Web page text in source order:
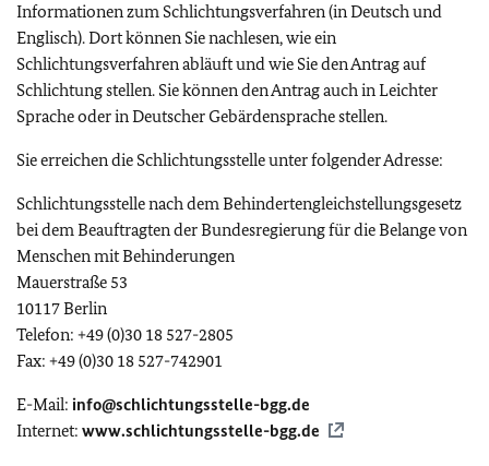
Informationen zum Schlichtungsverfahren (in Deutsch und
Englisch). Dort können Sie nachlesen, wie ein
Schlichtungsverfahren abläuft und wie Sie den Antrag auf
Schlichtung stellen. Sie können den Antrag auch in Leichter
Sprache oder in Deutscher Gebärdensprache stellen.
Sie erreichen die Schlichtungsstelle unter folgender Adresse:
Schlichtungsstelle nach dem Behindertengleichstellungsgesetz
bei dem Beauftragten der Bundesregierung für die Belange von
Menschen mit Behinderungen
Mauerstraße 53
10117 Berlin
Telefon: +49 (0)30 18 527-2805
Fax: +49 (0)30 18 527-742901
E-Mail: info@schlichtungsstelle-bgg.de
Internet: www.schlichtungsstelle-bgg.de